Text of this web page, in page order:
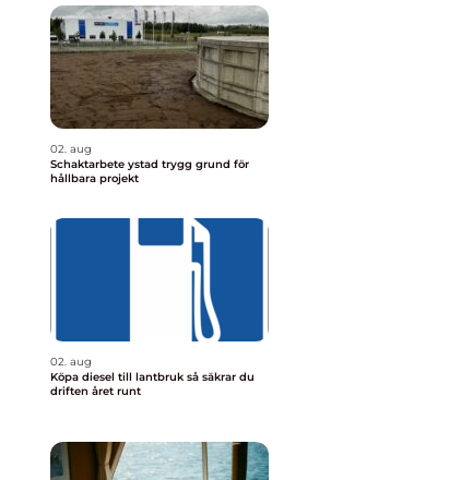
02. aug
Schaktarbete ystad trygg grund för
hållbara projekt
02. aug
Köpa diesel till lantbruk så säkrar du
driften året runt